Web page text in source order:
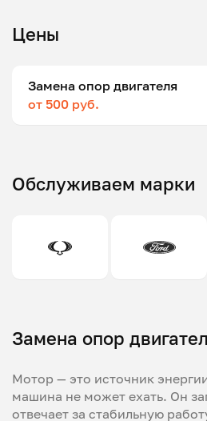
Цены
Замена опор двигателя
от 500 руб.
Обслуживаем марки
Замена опор
Мотор — это источник
машина не может ехать. Он
отвечает за стабильную